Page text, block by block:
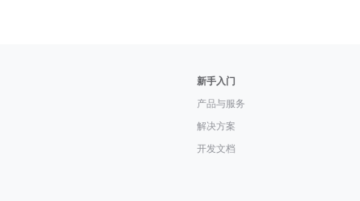
新手入门
产品与服务
解决方案
开发文档